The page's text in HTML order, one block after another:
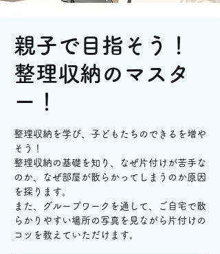
親子で目指そう！
整理収納のマスタ
ー！
整理収納を学び、子どもたちのできるを増や
そう！
整理収納の基礎を知り、なぜ片付けが苦手な
のか、なぜ部屋が散らかってしまうのか原因
を探ります。
また、グループワークを通して、ご自宅で散
らかりやすい場所の写真を見ながら片付けの
コツを教えていただけます。